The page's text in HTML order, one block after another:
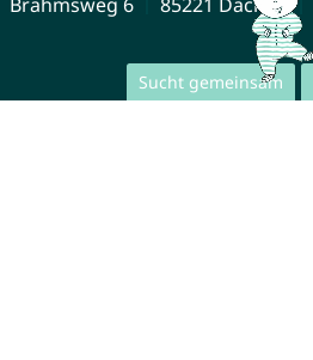
Sucht gemeinsam